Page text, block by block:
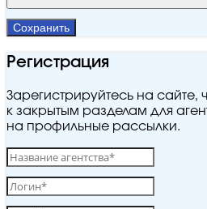
Сохранить
Регистрация
Зарегистрируйтесь на сайте,
к закрытым разделам для
на профильные рассылки.